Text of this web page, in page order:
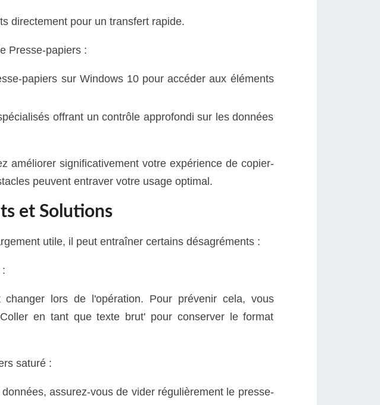
directement pour un transfert rapide.
Presse-papiers :
papiers sur Windows 10 pour accéder aux éléments
offrant un contrôle approfondi sur les données
améliorer significativement votre expérience de copier-
peuvent entraver votre usage optimal.
et Solutions
utile, il peut entraîner certains désagréments :
lors de l'opération. Pour prévenir cela, vous
en tant que texte brut' pour conserver le format
saturé :
assurez-vous de vider régulièrement le presse-